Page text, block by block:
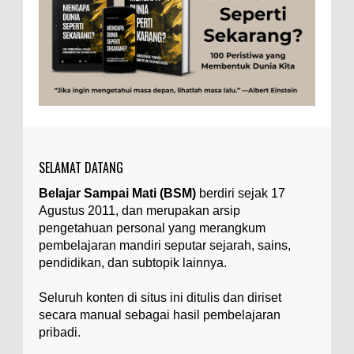
Tubuh Manusia
Umum
Ilustrasi/zdnet.com Ini adalah catatan penutup
untuk dua catatan saya sebelumnya ( Judi Togel
dan Impian Tolol Kaya Mendadak dan Tidak Ada ...
Apa yang Disebut Impurities?
Apa yang Disebut Badan Golgi?
Ilustrasi/utakatikotak.com Badan Golgi (disebut
pula aparatus Golgi, kompleks Golgi, atau
diktiosom) adalah organel yang dikaitkan
denga...
Apakah UFO Benar-benar Ada?
Ilustrasi/istimewa Sebagian orang percaya UFO
UFO benar-benar tidak ada. Manakah yang
benar...
SELAMAT DATANG
Belajar Sampai Mati (BSM) berdiri sejak 17
Agustus 2011, dan merupakan arsip
pengetahuan personal yang merangkum
pembelajaran mandiri seputar sejarah, sains,
pendidikan, dan subtopik lainnya.
Seluruh konten di situs ini ditulis dan diriset
secara manual sebagai hasil pembelajaran
pribadi.